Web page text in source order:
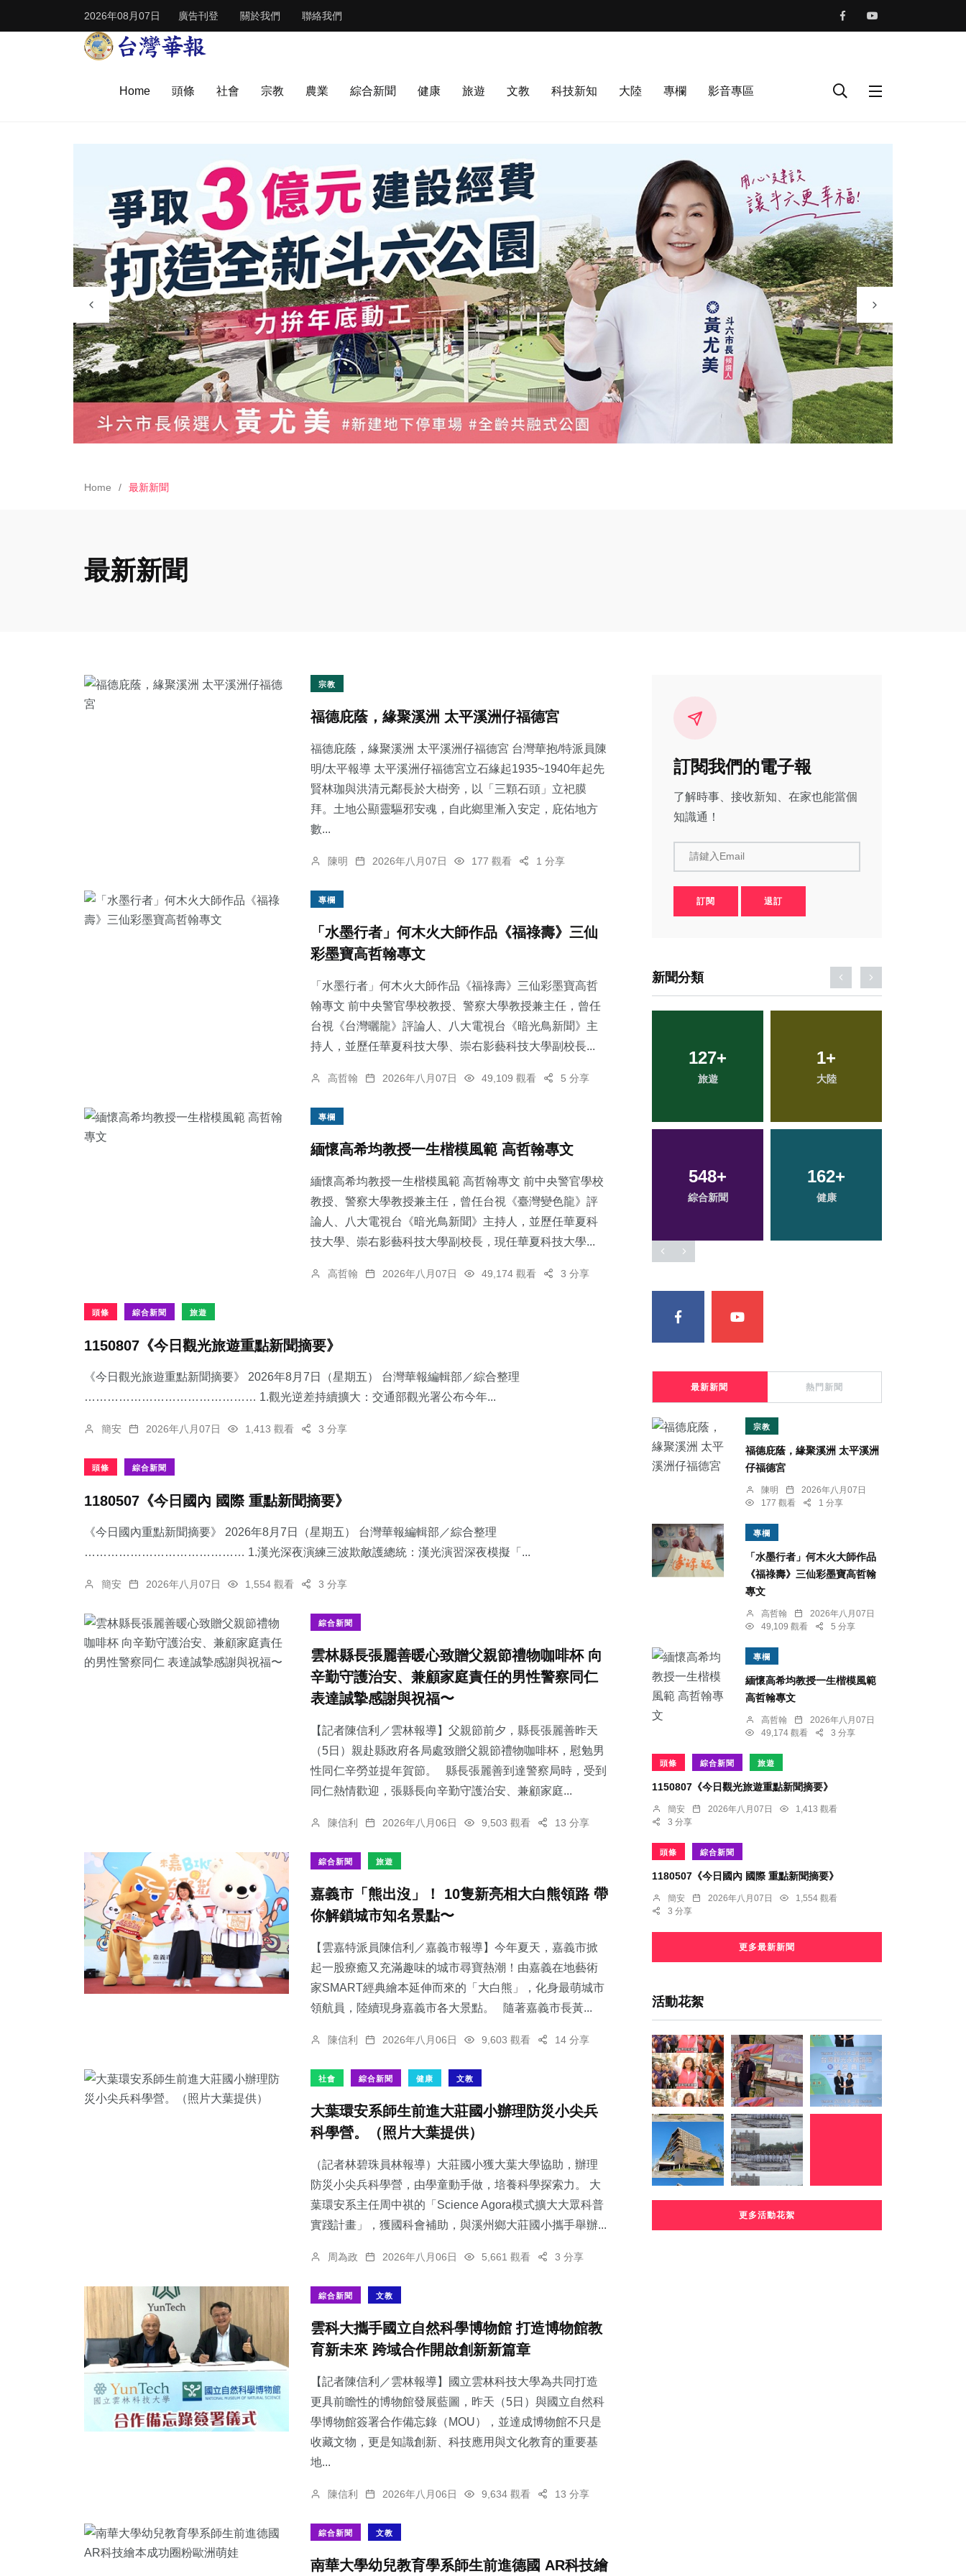
2026年08月07日 廣告刊登 關於我們 聯絡我們
Home 頭條 社會 宗教 農業 綜合新聞 健康 旅遊 文教 科技新知 大陸 專欄 影音專區
Home 最新新聞
最新新聞
宗教
福德庇蔭，緣聚溪洲 太平溪洲仔福德宮
福德庇蔭，緣聚溪洲 太平溪洲仔福德宮 台灣華抱/特派員陳
明/太平報導 太平溪洲仔福德宮立石緣起1935~1940年起先
賢林珈與洪清元鄰長於大樹旁，以「三顆石頭」立祀膜
拜。土地公顯靈驅邪安魂，自此鄉里漸入安定，庇佑地方
數...
陳明 2026年八月07日 177 觀看 1 分享
專欄
「水墨行者」何木火大師作品《福祿壽》三仙
彩墨寶高哲翰專文
「水墨行者」何木火大師作品《福祿壽》三仙彩墨寶高哲
翰專文 前中央警官學校教授、警察大學教授兼主任，曾任
台視《台灣曬龍》評論人、八大電視台《暗光鳥新聞》主
持人，並歷任華夏科技大學、崇右影藝科技大學副校長...
高哲翰 2026年八月07日 49,109 觀看 5 分享
專欄
緬懷高希均教授一生楷模風範 高哲翰專文
緬懷高希均教授一生楷模風範 高哲翰專文 前中央警官學校
教授、警察大學教授兼主任，曾任台視《臺灣變色龍》評
論人、八大電視台《暗光鳥新聞》主持人，並歷任華夏科
技大學、崇右影藝科技大學副校長，現任華夏科技大學...
高哲翰 2026年八月07日 49,174 觀看 3 分享
頭條 綜合新聞 旅遊
1150807《今日觀光旅遊重點新聞摘要》
《今日觀光旅遊重點新聞摘要》 2026年8月7日（星期五） 台灣華報編輯部／綜合整理
……………………………………… 1.觀光逆差持續擴大：交通部觀光署公布今年...
簡安 2026年八月07日 1,413 觀看 3 分享
頭條 綜合新聞
1180507《今日國內 國際 重點新聞摘要》
《今日國內重點新聞摘要》 2026年8月7日（星期五） 台灣華報編輯部／綜合整理
…………………………………… 1.漢光深夜演練三波欺敵護總統：​漢光演習深夜模擬「...
簡安 2026年八月07日 1,554 觀看 3 分享
綜合新聞
雲林縣長張麗善暖心致贈父親節禮物咖啡杯 向
辛勤守護治安、兼顧家庭責任的男性警察同仁
表達誠摯感謝與祝福〜
【記者陳信利／雲林報導】父親節前夕，縣長張麗善昨天
（5日）親赴縣政府各局處致贈父親節禮物咖啡杯，慰勉男
性同仁辛勞並提年賀節。 縣長張麗善到達警察局時，受到
同仁熱情歡迎，張縣長向辛勤守護治安、兼顧家庭...
陳信利 2026年八月06日 9,503 觀看 13 分享
綜合新聞 旅遊
嘉義市「熊出沒」！ 10隻新亮相大白熊領路 帶
你解鎖城市知名景點〜
【雲嘉特派員陳信利／嘉義市報導】今年夏天，嘉義市掀
起一股療癒又充滿趣味的城市尋寶熱潮！由嘉義在地藝術
家SMART經典繪本延伸而來的「大白熊」，化身最萌城市
領航員，陸續現身嘉義市各大景點。 隨著嘉義市長黃...
陳信利 2026年八月06日 9,603 觀看 14 分享
社會 綜合新聞 健康 文教
大葉環安系師生前進大莊國小辦理防災小尖兵
科學營。（照片大葉提供）
（記者林碧珠員林報導）大莊國小獲大葉大學協助，辦理
防災小尖兵科學營，由學童動手做，培養科學探索力。 大
葉環安系主任周中祺的「Science Agora模式擴大大眾科普
實踐計畫」，獲國科會補助，與溪州鄉大莊國小攜手舉辦...
周為政 2026年八月06日 5,661 觀看 3 分享
綜合新聞 文教
雲科大攜手國立自然科學博物館 打造博物館教
育新未來 跨域合作開啟創新新篇章
【記者陳信利／雲林報導】國立雲林科技大學為共同打造
更具前瞻性的博物館發展藍圖，昨天（5日）與國立自然科
學博物館簽署合作備忘錄（MOU），並達成博物館不只是
收藏文物，更是知識創新、科技應用與文化教育的重要基
地...
陳信利 2026年八月06日 9,634 觀看 13 分享
綜合新聞 文教
南華大學幼兒教育學系師生前進德國 AR科技繪
訂閱我們的電子報
了解時事、接收新知、在家也能當個
知識通！
請鍵入Email
訂閱 退訂
新聞分類
51+
宗教
127+
旅遊
1+
大陸
548+
綜合新聞
162+
健康
309+
社會
91+
專欄
179+
文教
56+
農業
最新新聞 熱門新聞
宗教
福德庇蔭，緣聚溪洲 太平溪洲
仔福德宮
陳明
2026年八月07日
177 觀看
1 分享
專欄
「水墨行者」何木火大師作品
《福祿壽》三仙彩墨寶高哲翰
專文
高哲翰
2026年八月07日
49,109 觀看
5 分享
專欄
緬懷高希均教授一生楷模風範
高哲翰專文
高哲翰
2026年八月07日
49,174 觀看
3 分享
頭條 綜合新聞 旅遊
1150807《今日觀光旅遊重點新聞摘要》
簡安 2026年八月07日
1,413 觀看
3 分享
頭條 綜合新聞
1180507《今日國內 國際 重點新聞摘要》
簡安 2026年八月07日
1,554 觀看
3 分享
更多最新新聞
活動花絮
更多活動花絮